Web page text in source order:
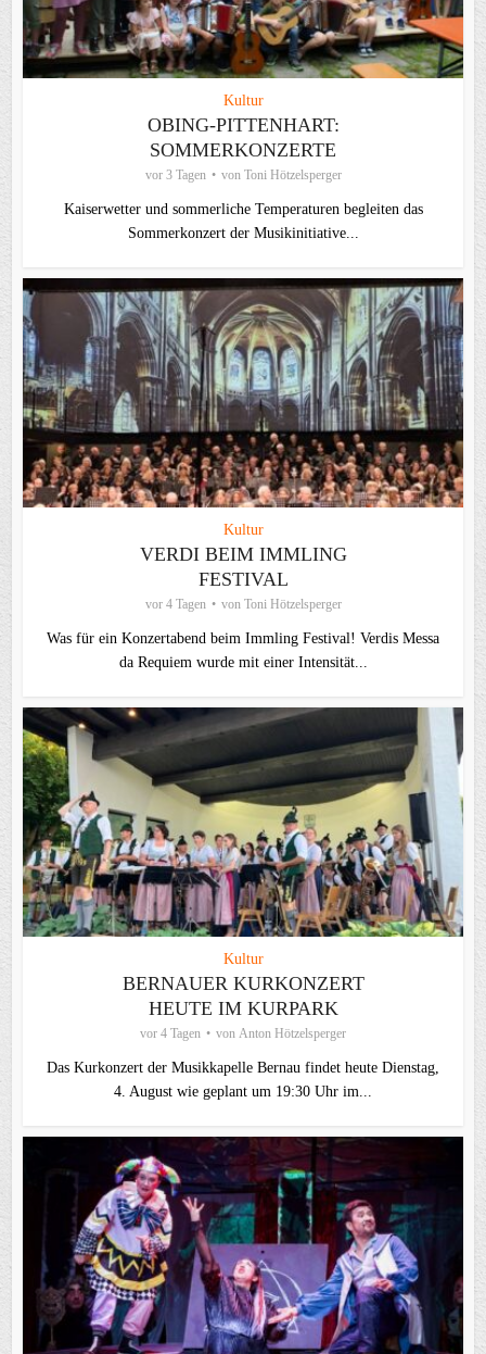
Kultur
OBING-PITTENHART:
SOMMERKONZERTE
vor 3 Tagen von Toni Hötzelsperger
Kaiserwetter und sommerliche Temperaturen begleiten das
Sommerkonzert der Musikinitiative...
Kultur
VERDI BEIM IMMLING
FESTIVAL
vor 4 Tagen von Toni Hötzelsperger
Was für ein Konzertabend beim Immling Festival! Verdis Messa
da Requiem wurde mit einer Intensität...
Kultur
BERNAUER KURKONZERT
HEUTE IM KURPARK
vor 4 Tagen von Anton Hötzelsperger
Das Kurkonzert der Musikkapelle Bernau findet heute Dienstag,
4. August wie geplant um 19:30 Uhr im...